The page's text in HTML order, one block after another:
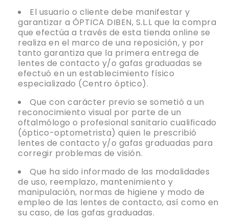
El usuario o cliente debe manifestar y
garantizar a ÓPTICA DIBEN, S.L.L que la compra
que efectúa a través de esta tienda online se
realiza en el marco de una reposición, y por
tanto garantiza que la primera entrega de
lentes de contacto y/o gafas graduadas se
efectuó en un establecimiento físico
especializado (Centro óptico).
Que con carácter previo se sometió a un
reconocimiento visual por parte de un
oftalmólogo o profesional sanitario cualificado
(óptico-optometrista) quien le prescribió
lentes de contacto y/o gafas graduadas para
corregir problemas de visión.
Que ha sido informado de las modalidades
de uso, reemplazo, mantenimiento y
manipulación, normas de higiene y modo de
empleo de las lentes de contacto, así como en
su caso, de las gafas graduadas.